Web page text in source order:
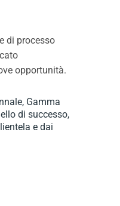
di processo
opportunità.
Gamma
di successo,
e dai